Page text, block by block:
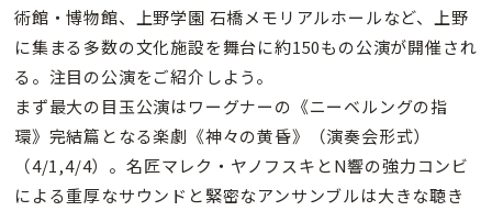
術館・博物館、上野学園 石橋メモリアルホールなど、上野
に集まる多数の文化施設を舞台に約150もの公演が開催され
る。注目の公演をご紹介しよう。
まず最大の目玉公演はワーグナーの《ニーベルングの指
環》完結篇となる楽劇《神々の黄昏》（演奏会形式）
（4/1,4/4）。名匠マレク・ヤノフスキとN響の強力コンビ
による重厚なサウンドと緊密なアンサンブルは大きな聴き